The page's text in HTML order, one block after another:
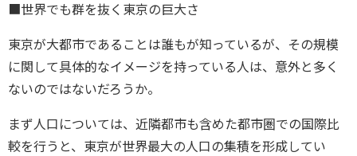
■世界でも群を抜く東京の巨大さ
東京が大都市であることは誰もが知っているが、その規模
に関して具体的なイメージを持っている人は、意外と多く
ないのではないだろうか。
まず人口については、近隣都市も含めた都市圏での国際比
較を行うと、東京が世界最大の人口の集積を形成してい